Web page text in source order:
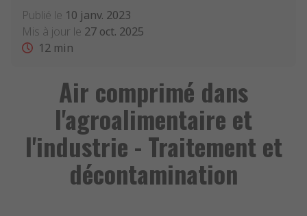
Publié le 10 janv. 2023
Mis à jour le 27 oct. 2025
12 min
Air comprimé dans
l'agroalimentaire et
l'industrie - Traitement et
décontamination